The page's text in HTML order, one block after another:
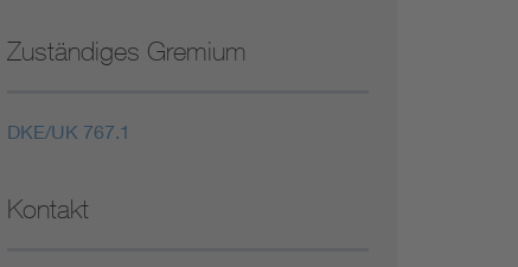
Zuständiges Gremium
DKE/UK 767.1
Kontakt